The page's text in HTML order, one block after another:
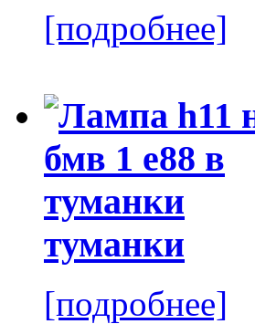
[подробнее]
туманки
[подробнее]